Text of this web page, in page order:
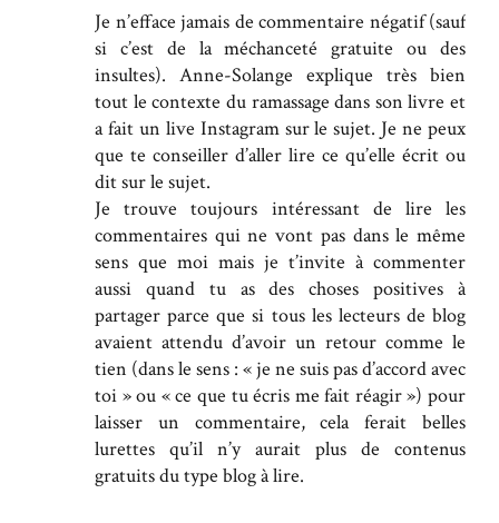
Je n’efface jamais de commentaire négatif (sauf
si c’est de la méchanceté gratuite ou des
insultes). Anne-Solange explique très bien
tout le contexte du ramassage dans son livre et
a fait un live Instagram sur le sujet. Je ne peux
que te conseiller d’aller lire ce qu’elle écrit ou
dit sur le sujet.
Je trouve toujours intéressant de lire les
commentaires qui ne vont pas dans le même
sens que moi mais je t’invite à commenter
aussi quand tu as des choses positives à
partager parce que si tous les lecteurs de blog
avaient attendu d’avoir un retour comme le
tien (dans le sens : « je ne suis pas d’accord avec
toi » ou « ce que tu écris me fait réagir ») pour
laisser un commentaire, cela ferait belles
lurettes qu’il n’y aurait plus de contenus
gratuits du type blog à lire.